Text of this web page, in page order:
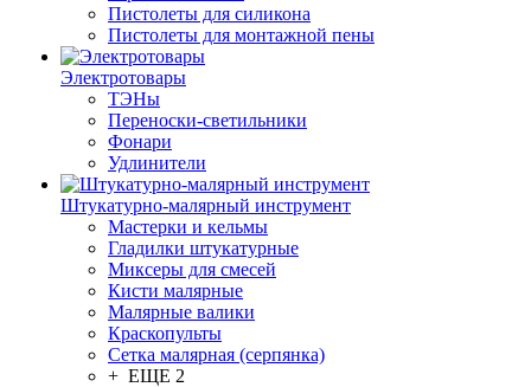
Пистолеты для силикона
Пистолеты для монтажной пены
Электротовары
ТЭНы
Переноски-светильники
Фонари
Удлинители
Штукатурно-малярный инструмент
Мастерки и кельмы
Гладилки штукатурные
Миксеры для смесей
Кисти малярные
Малярные валики
Краскопульты
Сетка малярная (серпянка)
+ ЕЩЕ 2